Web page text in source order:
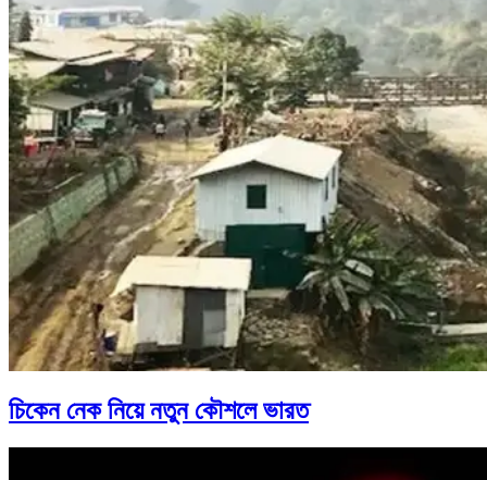
চিকেন নেক নিয়ে নতুন কৌশলে ভারত